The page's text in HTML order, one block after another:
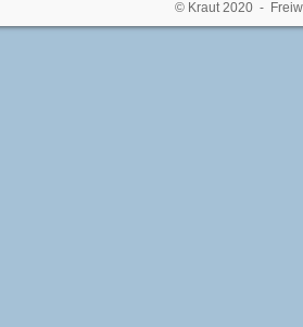
© Kraut 2020 -